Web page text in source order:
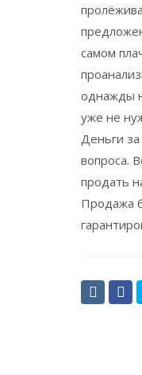
самом
однажды
уже не
Деньги
вопроса.
продать
Продажа